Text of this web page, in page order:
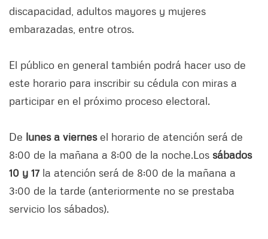
discapacidad, adultos mayores y mujeres
embarazadas, entre otros.
El público en general también podrá hacer uso de
este horario para inscribir su cédula con miras a
participar en el próximo proceso electoral.
De lunes a viernesel horario de atención será de
8:00 de la mañana a 8:00 de la noche.Los sábados
10 y 17 la atención será de 8:00 de la mañana a
3:00 de la tarde (anteriormente no se prestaba
servicio los sábados).